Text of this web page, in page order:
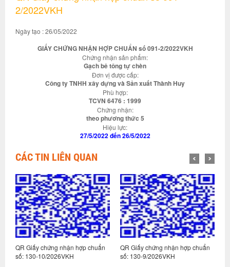
2/2022VKH
Ngày tạo : 26/05/2022
GIẤY CHỨNG NHẬN HỢP CHUẨN số 091-2/2022VKH
Chứng nhận sản phẩm:
Gạch bê tông tự chèn
Đơn vị được cấp:
Công ty TNHH xây dựng và Sản xuất Thành Huy
Phù hợp:
TCVN 6476 : 1999
Chứng nhận:
theo phương thức 5
Hiệu lực:
27/5/2022 đến 26/5/2022
CÁC TIN LIÊN QUAN
QR Giấy chứng nhận hợp chuẩn
số: 130-10/2026VKH
QR Giấy chứng nhận hợp chuẩn
số: 130-9/2026VKH